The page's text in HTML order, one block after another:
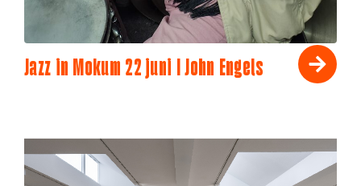
Jazz in Mokum 22 juni I John Engels